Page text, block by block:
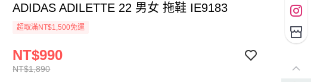
ADIDAS ADILETTE 22 男女 拖鞋 IE9183
超取滿NT$1,500免運
NT$1,890
NT$990